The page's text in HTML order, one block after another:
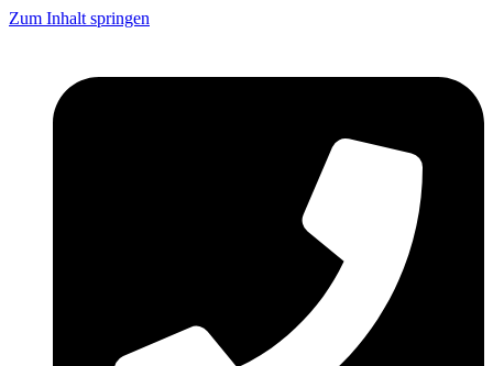
Zum Inhalt springen